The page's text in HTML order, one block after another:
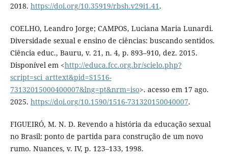
2018. https://doi.org/10.35919/rbsh.v29i1.41.
COELHO, Leandro Jorge; CAMPOS, Luciana Maria Lunardi.
Diversidade sexual e ensino de ciências: buscando sentidos.
Ciência educ., Bauru, v. 21, n. 4, p. 893–910, dez. 2015.
Disponível em <http://educa.fcc.org.br/scielo.php?
script=sci_arttext&pid=S1516-
73132015000400007&lng=pt&nrm=iso>. acesso em 17 ago.
2025. https://doi.org/10.1590/1516-731320150040007.
FIGUEIRÓ, M. N. D. Revendo a história da educação sexual
no Brasil: ponto de partida para construção de um novo
rumo. Nuances, v. IV, p. 123–133, 1998.